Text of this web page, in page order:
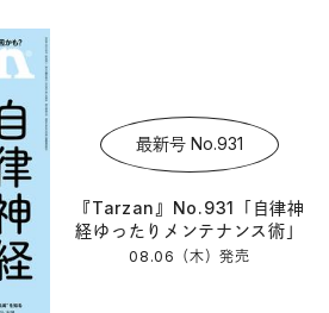
最新号 No.931
『Tarzan』No.931「自律神
経ゆったりメンテナンス術」
08.06（木）発売